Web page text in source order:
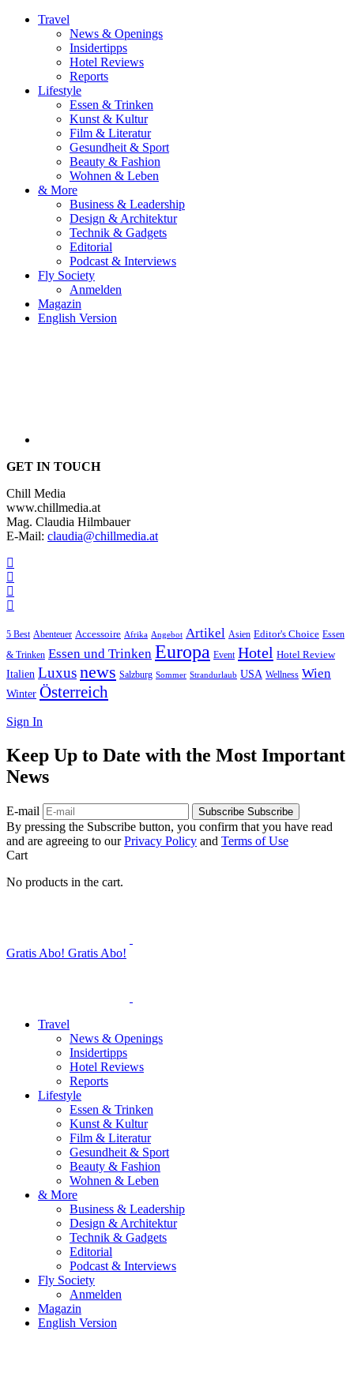
Travel
News & Openings
Insidertipps
Hotel Reviews
Reports
Lifestyle
Essen & Trinken
Kunst & Kultur
Film & Literatur
Gesundheit & Sport
Beauty & Fashion
Wohnen & Leben
& More
Business & Leadership
Design & Architektur
Technik & Gadgets
Editorial
Podcast & Interviews
Fly Society
Anmelden
Magazin
English Version
GET IN TOUCH
Chill Media
www.chillmedia.at
Mag. Claudia Hilmbauer
E-Mail: claudia@chillmedia.at
5 Best Abenteuer Accessoire Afrika Angebot Artikel Asien Editor's Choice Essen
& Trinken Essen und Trinken Europa Event Hotel Hotel Review
Italien Luxusnews Salzburg Sommer Strandurlaub USA Wellness Wien
Winter Österreich
Sign In
Keep Up to Date with the Most Important
News
E-mail Subscribe Subscribe
By pressing the Subscribe button, you confirm that you have read
and are agreeing to ourPrivacy Policy and Terms of Use
Cart
No products in the cart.
Gratis Abo! Gratis Abo!
Travel
News & Openings
Insidertipps
Hotel Reviews
Reports
Lifestyle
Essen & Trinken
Kunst & Kultur
Film & Literatur
Gesundheit & Sport
Beauty & Fashion
Wohnen & Leben
& More
Business & Leadership
Design & Architektur
Technik & Gadgets
Editorial
Podcast & Interviews
Fly Society
Anmelden
Magazin
English Version